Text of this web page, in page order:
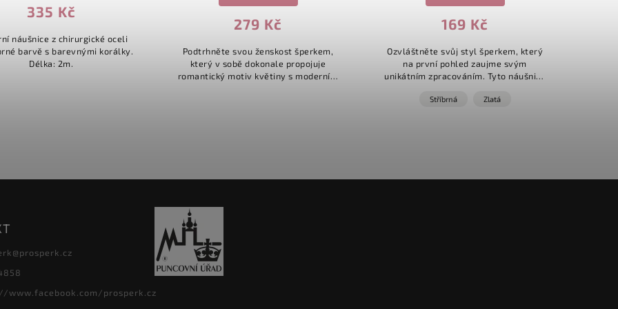
335 Kč
náušnice z chirurgické oceli
korálky.
Délka: 2m.
279 Kč
Podtrhněte svou ženskost šperkem,
který v sobě dokonale propojuje
romantický motiv květiny s moderním
169 Kč
Ozvláštněte svůj styl šperkem, který
na první pohled zaujme svým
unikátním zpracováním. Tyto náušnice
propojené kruhy zdobené precizním...
Stříbrná Zlatá
@prosperk.cz
www.facebook.com/prosperk.cz